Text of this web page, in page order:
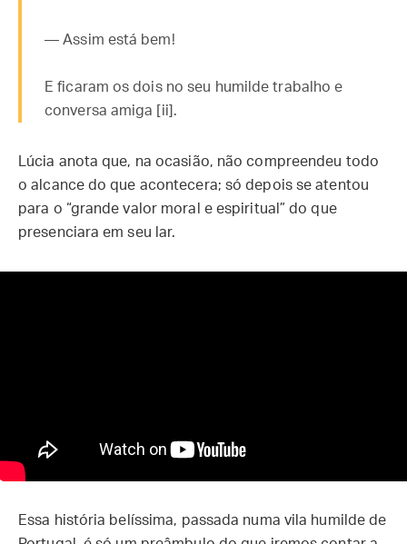
— Assim está bem!
E ficaram os dois no seu humilde trabalho e
conversa amiga [ii].
Lúcia anota que, na ocasião, não compreendeu todo
o alcance do que acontecera; só depois se atentou
para o “grande valor moral e espiritual” do que
presenciara em seu lar.
Essa história belíssima, passada numa vila humilde de